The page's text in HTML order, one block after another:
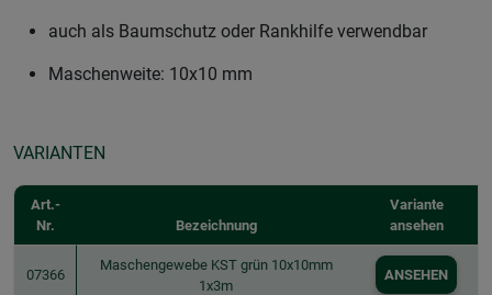
auch als Baumschutz oder Rankhilfe verwendbar
Maschenweite: 10x10 mm
VARIANTEN
Art.-
Nr.
Bezeichnung
Variante
ansehen
07366
Maschengewebe KST grün 10x10mm
1x3m
ANSEHEN